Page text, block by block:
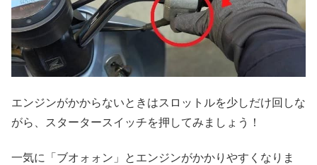
エンジンがかからないときはスロットルを少しだけ回しな
がら、スタータースイッチを押してみましょう！
一気に「ブオォォン」とエンジンがかかりやすくなりま